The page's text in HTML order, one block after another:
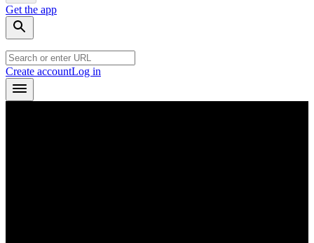
Get the app
Create accountLog in